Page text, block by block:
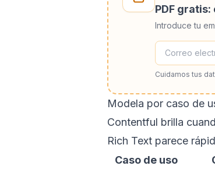
PDF
Introduce tu
Cuidamos tus
Modela por caso de
Contentful brilla
Rich Text parece
Caso de uso